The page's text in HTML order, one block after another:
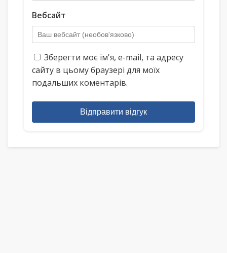
Вебсайт
Зберегти моє ім'я, e-mail, та адресу
сайту в цьому браузері для моїх
подальших коментарів.
Відправити відгук